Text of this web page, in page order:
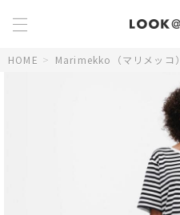
HOME > Marimekko（マリメッコ）